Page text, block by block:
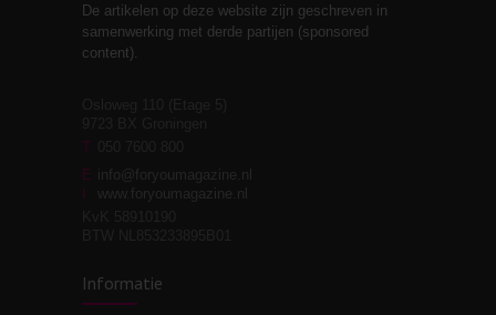
Stiefouderschap en
relaties
moeite!
De artikelen op deze website zijn geschreven in
samenwerking met derde partijen (sponsored
content).
T
E info@foryoumagazine.nl
www.foryoumagazine.nl
Informatie